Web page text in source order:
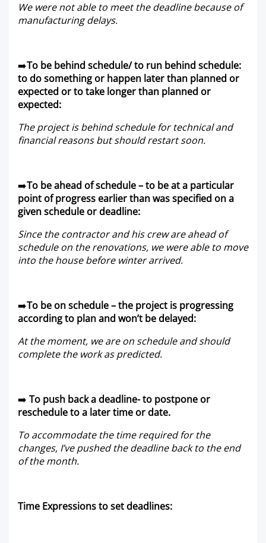
We were not able to meet the deadline because of
manufacturing delays.
➡️To be behind schedule/ to run behind schedule:
to do something or happen later than planned or
expected or to take longer than planned or
expected:
The project is behind schedule for technical and
financial reasons but should restart soon.
➡️To be ahead of schedule – to be at a particular
point of progress earlier than was specified on a
given schedule or deadline:
Since the contractor and his crew are ahead of
schedule on the renovations, we were able to move
into the house before winter arrived.
➡️To be on schedule – the project is progressing
according to plan and won’t be delayed:
At the moment, we are on schedule and should
complete the work as predicted.
➡️ To push back a deadline- to postpone or
reschedule to a later time or date.
To accommodate the time required for the
changes, I’ve pushed the deadline back to the end
of the month.
Time Expressions to set deadlines: